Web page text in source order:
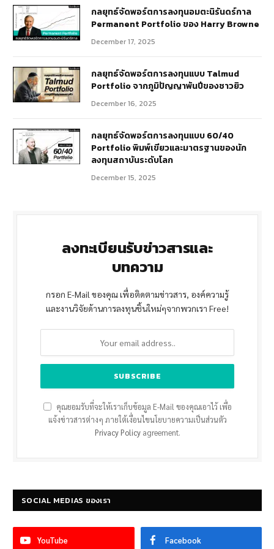
กลยุทธ์​จัดพอร์ตการลงทุนอมตะนิรันดร์กาล
Permanent Portfolio ของ Harry Browne
December 17, 2025
กลยุทธ์จัดพอร์ตการลงทุนแบบ Talmud
Portfolio จากภูมิปัญญาพันปีของชาวยิว
December 16, 2025
กลยุทธ์จัดพอร์ตการลงทุนแบบ 60/40
Portfolio พิมพ์เขียวและมาตรฐานของนัก
ลงทุนสถาบันระดับโลก
December 15, 2025
ลงทะเบียนรับข่าวสารและ
บทความ
กรอก E-Mail ของคุณ เพื่อติดตามข่าวสาร, องค์ความรู้
และงานวิจัยด้านการลงทุนชิ้นใหม่ๆจากพวกเรา Free!
คุณยอมรับที่จะให้เราเก็บข้อมูล E-Mail ของคุณเอาไว้ เพื่อ
แจ้งข่าวสารต่างๆ ภายใต้เงื่อนไขนโยบายความเป็นส่วนตัว
Privacy Policyagreement.
SOCIAL MEDIAS ของเรา
YouTube Facebook